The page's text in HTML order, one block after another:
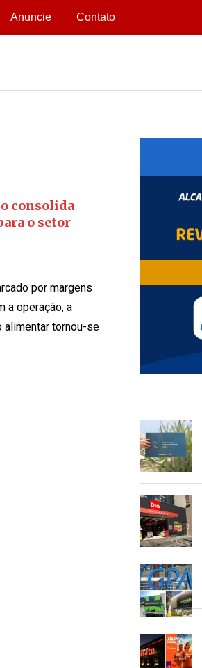
Anuncie Contato
consolida
o setor
por margens
a operação, a
alimentar tornou-se